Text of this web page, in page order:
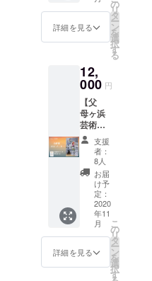
ジ1個・
ステッ
カー1枚
の感謝
の気持
ちを御
礼状に
添えて
お送り
させて
頂きま
す。 ※
リター
ン品の
デザイ
ンはイ
メージ
です。
る場合
があり
んなあ
れから
の感謝
添えて
お送り
させて
頂きま
す。 ※
リター
ン品の
デザイ
ンはイ
メージ
です。
変更す
る場合
があり
ます。
※10月
31日に
usicDe
sign/父
母ヶ
浜」◆
浜芸術
祭 オリ
ジナルT
シャツ
1枚 1枚
◆父
母ヶ浜
芸術祭
オリジ
ナル缶
バッジ1
個・ス
テッ
カー1枚
◆ちえ
んなあ
れから
詳細を見る
の
リ
タ
ー
ン
を
選
択
す
る
12,
000 円
【父
母ヶ浜
芸術祭
企画書
PDF
デー
タ】 父
母ヶ浜
芸術祭
開催を
決めた
アイデ
アにつ
いてや
開催ま
での進
支援
者：
8人
お届
け予
定：
2020
年11
月
詳細を見る
こ
の
リ
タ
ー
ン
を
選
択
す